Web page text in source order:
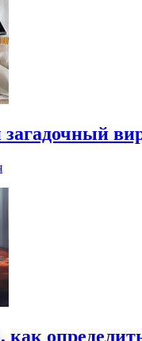
загадочный
как